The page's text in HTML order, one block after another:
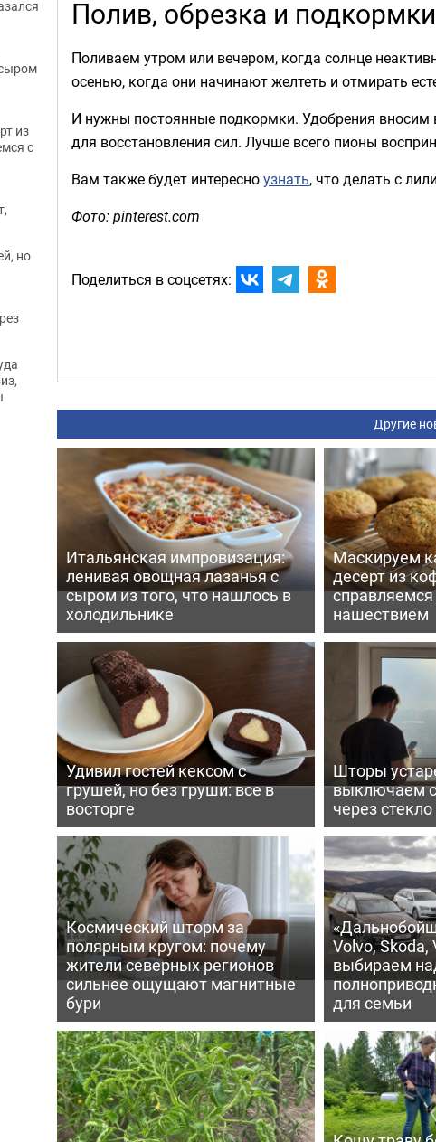
Полив, обрезка и подкормки
Поливаем утром или вечером, когда солнце
осенью, когда они начинают желтеть и отмирать
И нужны постоянные подкормки. Удобрения вносим
для восстановления сил. Лучше всего пионы
Вам также будет интересноузнать, что делать с
Фото: pinterest.com
Поделиться в соцсетях:
Другие
Итальянская импровизация:
ленивая овощная лазанья с
сыром из того, что нашлось в
холодильнике
Маскируем
десерт из
нашествием
Удивил гостей кексом с
грушей, но без груши: все в
восторге
Шторы
выключаем
через
Космический шторм за
полярным кругом: почему
жители северных регионов
сильнее ощущают магнитные
бури
Volvo, Skoda,
выбираем
для семьи
из
с
но